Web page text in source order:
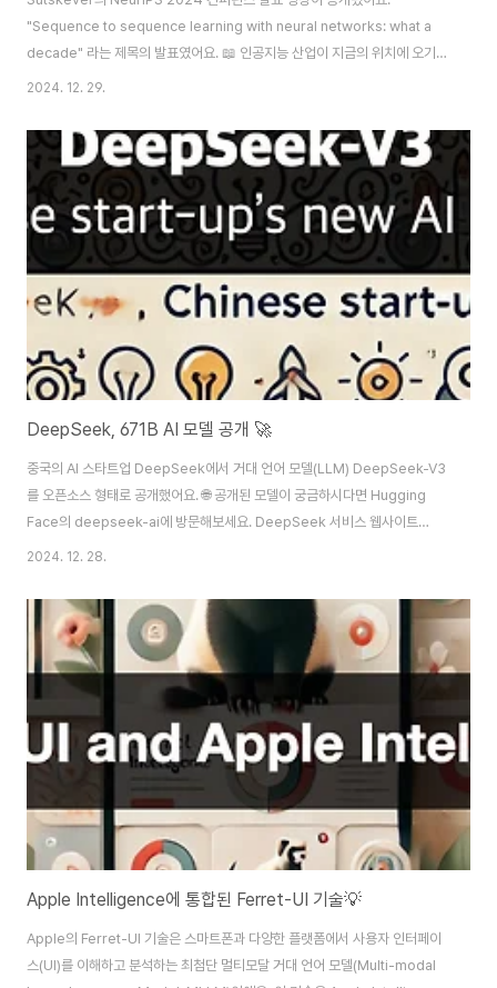
"Sequence to sequence learning with neural networks: what a
decade" 라는 제목의 발표였어요. 📖 인공지능 산업이 지금의 위치에 오기까
지 Sutskever의 기여가 상당하다고 생각해요. 😊Sutskevers는
연구실에서 박사후연구원 과정을 거치면서 수많은 연구 논문(google
scholar)을 출판했어요. 😊 이후, OpenAI에서 ChatGPT 및 GPT-4의 설
계를 주도한 것으로 알려져 있어요. 하지만, 2024년 5월 15일부로 OpenAI
를 퇴사하여, Safe Superint..
2024. 12. 29.
DeepSeek, 671B AI 모델 공개 🚀
중국의 AI 스타트업 DeepSeek에서 거대 언어 모델(LLM) DeepSeek-V3
를 오픈소스 형태로 공개했어요. 🌐 공개된 모델이 궁금하시다면 Hugging
Face의 deepseek-ai에 방문해보세요. DeepSeek 서비스 웹사이트
(chat.deepseek.com)에 가입하면 누구나 무료로 사용해 볼 수도 있어
소프트웨어 코드 작성, 번역 등 다양한 작업을 수행하며, 최신 벤치마크 테스트
에서 OpenAI의 GPT-4o, Google의 Gemini, Anthropic의 Claude 3.5
Sonnet 등 최신 Proprietary 모델과도 경쟁력 있는 성능을 보여주고 있어
요. 🏆 DeepSeek의 기술 개발 ..
2024. 12. 28.
Apple Intelligence에 통합된 Ferret-UI 기술💡
Apple의 Ferret-UI 기술은 스마트폰과 다양한 플랫폼에서 사용자 인터페이
스(UI)를 이해하고 분석하는 최첨단 멀티모달 거대 언어 모델(Multi-modal